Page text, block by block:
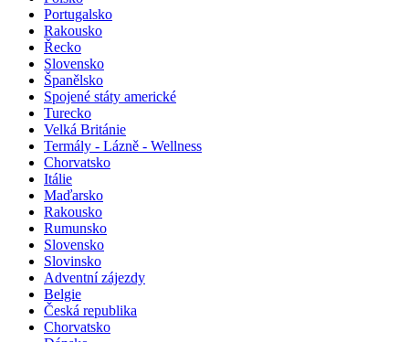
Portugalsko
Rakousko
Řecko
Slovensko
Španělsko
Spojené státy americké
Turecko
Velká Británie
Termály - Lázně - Wellness
Chorvatsko
Itálie
Maďarsko
Rakousko
Rumunsko
Slovensko
Slovinsko
Adventní zájezdy
Belgie
Česká republika
Chorvatsko